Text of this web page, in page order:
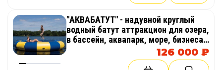
"АКВАБАТУТ" - надувной круглый
водный батут аттракцион для озера,
в бассейн, аквапарк, море, бизнеса,
126 000 ₽